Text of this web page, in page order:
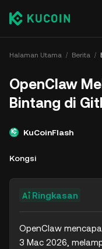
Halaman Utama Berita
OpenClaw
Bintang di
KuCoinFlash
Kongsi
Ringkasan
OpenClaw
3 Mac 2026,